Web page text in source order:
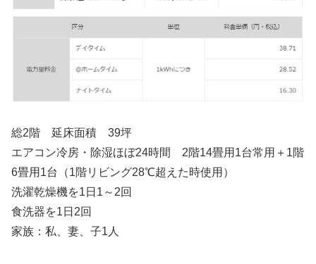
総2階 延床面積 39坪
エアコン冷房・除湿ほぼ24時間 2階14畳用1台常用＋1階
6畳用1台（1階リビング28℃超えた時使用）
洗濯乾燥機を1日1～2回
食洗器を1日2回
家族：私、妻、子1人